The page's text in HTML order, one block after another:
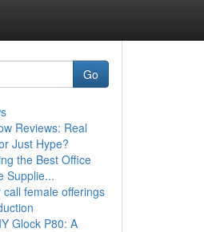
Go
Reviews: Real
Just Hype?
the Best Office
Supplie...
call female offerings
Glock P80: A